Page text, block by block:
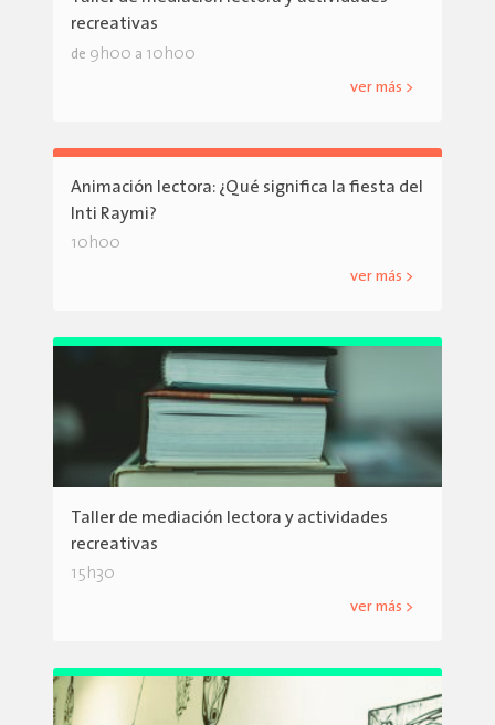
recreativas
de 9h00 a 10h00
ver más >
Animación lectora: ¿Qué significa la fiesta del
Inti Raymi?
10h00
ver más >
Taller de mediación lectora y actividades
recreativas
15h30
ver más >